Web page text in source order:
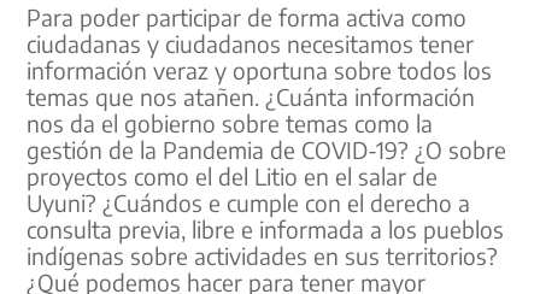
Para poder participar de forma activa como
ciudadanas y ciudadanos necesitamos tener
información veraz y oportuna sobre todos los
temas que nos atañen. ¿Cuánta información
nos da el gobierno sobre temas como la
gestión de la Pandemia de COVID-19? ¿O sobre
proyectos como el del Litio en el salar de
Uyuni? ¿Cuándos e cumple con el derecho a
consulta previa, libre e informada a los pueblos
indígenas sobre actividades en sus territorios?
¿Qué podemos hacer para tener mayor